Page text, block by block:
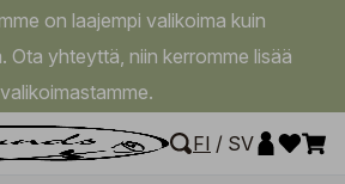
on laajempi valikoima kuin
Ota yhteyttä, niin kerromme lisää
valikoimastamme.
FI / SV